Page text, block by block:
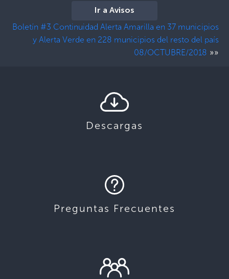
Ir a Avisos
Boletín #3 Continuidad Alerta Amarilla en 37 municipios
y Alerta Verde en 228 municipios del resto del país
08/OCTUBRE/2018 »»
Descargas
Preguntas Frecuentes